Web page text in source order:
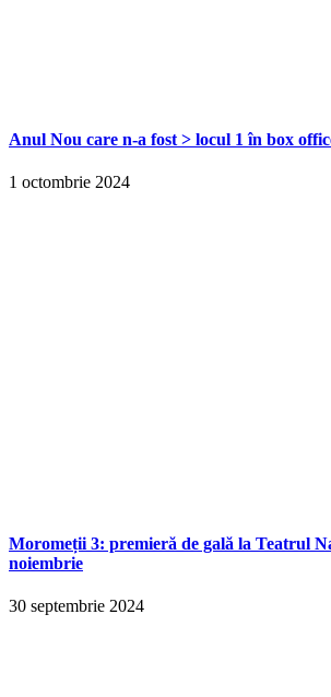
Anul Nou care n-a fost > locul 1 în box
1 octombrie 2024
Moromeții 3: premieră de gală la Teatrul
noiembrie
30 septembrie 2024